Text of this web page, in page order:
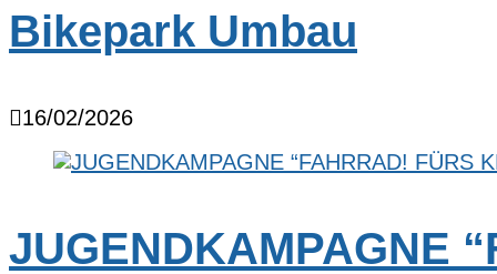
Bikepark Umbau
16/02/2026
JUGENDKAMPAGNE